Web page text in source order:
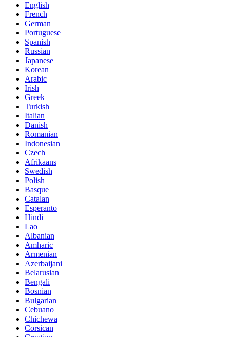
English
French
German
Portuguese
Spanish
Russian
Japanese
Korean
Arabic
Irish
Greek
Turkish
Italian
Danish
Romanian
Indonesian
Czech
Afrikaans
Swedish
Polish
Basque
Catalan
Esperanto
Hindi
Lao
Albanian
Amharic
Armenian
Azerbaijani
Belarusian
Bengali
Bosnian
Bulgarian
Cebuano
Chichewa
Corsican